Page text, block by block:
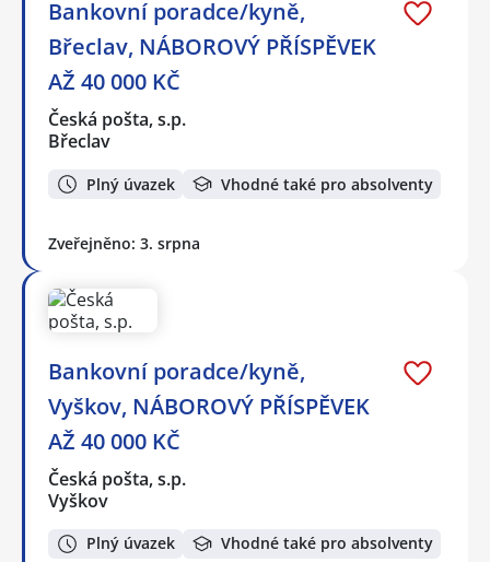
Bankovní poradce/kyně,
Břeclav, NÁBOROVÝ PŘÍSPĚVEK
AŽ 40 000 KČ
Česká pošta, s.p.
Břeclav
Plný úvazek Vhodné také pro absolventy
Zveřejněno: 3. srpna
Bankovní poradce/kyně,
Vyškov, NÁBOROVÝ PŘÍSPĚVEK
AŽ 40 000 KČ
Česká pošta, s.p.
Vyškov
Plný úvazek Vhodné také pro absolventy